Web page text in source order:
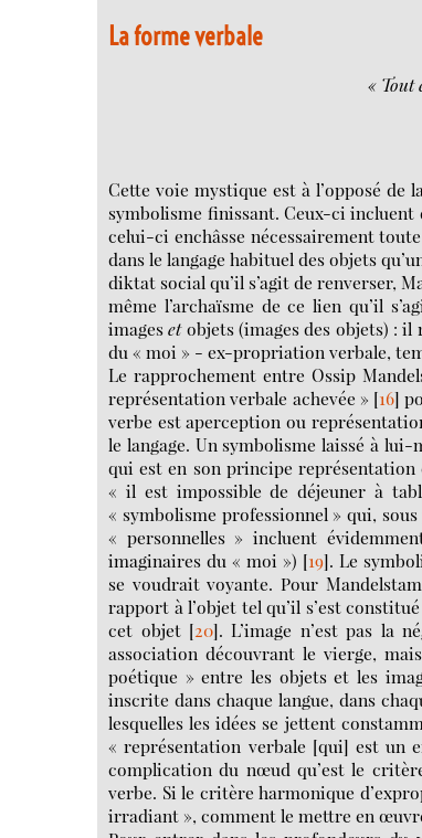
La forme verbale
« Tout
Cette voie mystique est à l’opposé
symbolisme finissant. Ceux-ci incluent
celui-ci enchâsse nécessairement
dans le langage habituel des objets
diktat social qu’il s’agit de renverser,
même l’archaïsme de ce lien qu’il
imagesetobjets (images des objets) :
du « moi » - ex-propriation verbale,
Le rapprochement entre Ossip
représentation verbale achevée » [16]
verbe est aperception ou
le langage. Un symbolisme laissé à
qui est en son principe représentation
« il est impossible de déjeuner à
« symbolisme professionnel » qui,
« personnelles » incluent
imaginaires du « moi ») [19]. Le
se voudrait voyante. Pour
rapport à l’objet tel qu’il s’est
cet objet[20]. L’image n’est pas la
association découvrant le vierge,
poétique » entre les objets et les
inscrite dans chaque langue, dans
lesquelles les idées se jettent
« représentation verbale [qui] est un
complication du nœud qu’est le
verbe. Si le critère harmonique
irradiant », comment le mettre en